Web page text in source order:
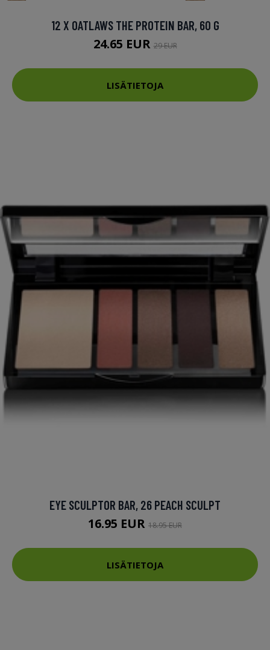
12 X OATLAWS THE PROTEIN BAR, 60 G
24.65 EUR29 EUR
LISÄTIETOJA
EYE SCULPTOR BAR, 26 PEACH SCULPT
16.95 EUR 18.95 EUR
LISÄTIETOJA